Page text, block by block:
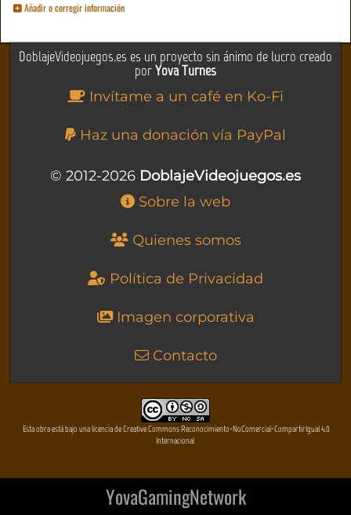
Añadir o corregir información
DoblajeVideojuegos.es es un proyecto sin ánimo de lucro creado
porYova Turnes
Invítame a un café en Ko-Fi
Haz una donación vía PayPal
© 2012-2026 DoblajeVideojuegos.es
Sobre la web
Quienes somos
Política de Privacidad
Imagen corporativa
Contacto
Esta obra está bajo una licencia de Creative Commons Reconocimiento-NoComercial-CompartirIgual 4.0
Internacional
YovaGamingNetwork